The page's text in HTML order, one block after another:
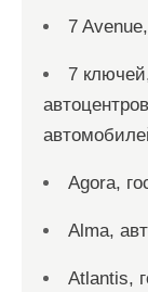
7
7
Agora,
Alma,
Atlantis,